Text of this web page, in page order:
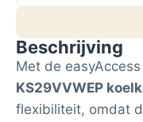
Beschrijving
Met de
KS29VVWEP
flexibiliteit, omdat